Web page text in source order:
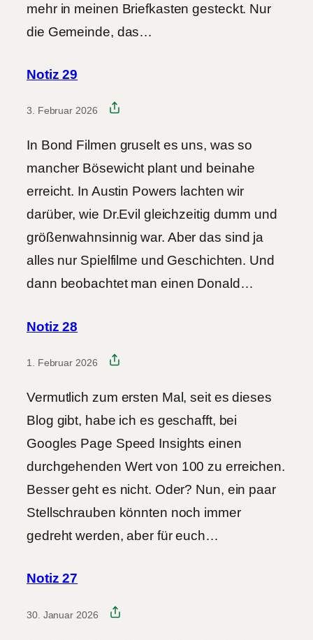
mehr in meinen Briefkasten gesteckt. Nur
die Gemeinde, das…
Notiz 29
3. Februar 2026
In Bond Filmen gruselt es uns, was so
mancher Bösewicht plant und beinahe
erreicht. In Austin Powers lachten wir
darüber, wie Dr.Evil gleichzeitig dumm und
größenwahnsinnig war. Aber das sind ja
alles nur Spielfilme und Geschichten. Und
dann beobachtet man einen Donald…
Notiz 28
1. Februar 2026
Vermutlich zum ersten Mal, seit es dieses
Blog gibt, habe ich es geschafft, bei
Googles Page Speed Insights einen
durchgehenden Wert von 100 zu erreichen.
Besser geht es nicht. Oder? Nun, ein paar
Stellschrauben könnten noch immer
gedreht werden, aber für euch…
Notiz 27
30. Januar 2026